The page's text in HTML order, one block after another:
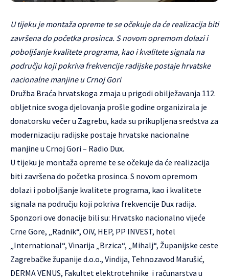
U tijeku je montaža opreme te se očekuje da će realizacija biti
završena do početka prosinca. S novom opremom dolazi i
poboljšanje kvalitete programa, kao i kvalitete signala na
području koji pokriva frekvencije radijske postaje hrvatske
nacionalne manjine u Crnoj Gori
Družba Braća hrvatskoga zmaja u prigodi obilježavanja 112.
obljetnice svoga djelovanja prošle godine organizirala je
donatorsku večer u Zagrebu, kada su prikupljena sredstva za
modernizaciju radijske postaje hrvatske nacionalne
manjine u Crnoj Gori – Radio Dux.
U tijeku je montaža opreme te se očekuje da će realizacija
biti završena do početka prosinca. S novom opremom
dolazi i poboljšanje kvalitete programa, kao i kvalitete
signala na području koji pokriva frekvencije Dux radija.
Sponzori ove donacije bili su: Hrvatsko nacionalno vijeće
Crne Gore, „Radnik“, OiV, HEP, PP INVEST, hotel
„International“, Vinarija „Brzica“, „Mihalj“, Županijske ceste
Zagrebačke županije d.o.o., Vindija, Tehnozavod Marušić,
DERMA VENUS, Fakultet elektrotehnike i računarstva u